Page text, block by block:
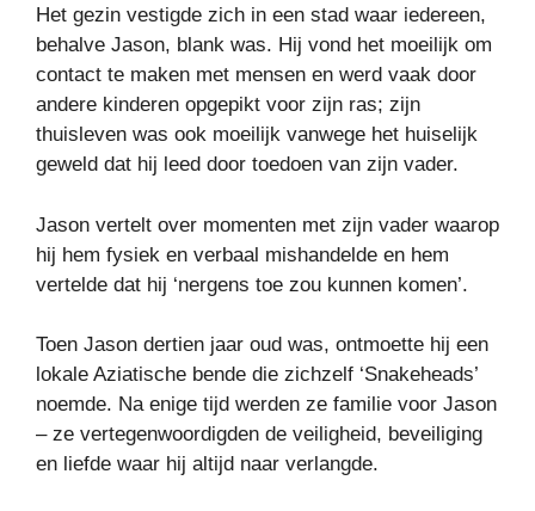
Het gezin vestigde zich in een stad waar iedereen,
behalve Jason, blank was. Hij vond het moeilijk om
contact te maken met mensen en werd vaak door
andere kinderen opgepikt voor zijn ras; zijn
thuisleven was ook moeilijk vanwege het huiselijk
geweld dat hij leed door toedoen van zijn vader.
Jason vertelt over momenten met zijn vader waarop
hij hem fysiek en verbaal mishandelde en hem
vertelde dat hij ‘nergens toe zou kunnen komen’.
Toen Jason dertien jaar oud was, ontmoette hij een
lokale Aziatische bende die zichzelf ‘Snakeheads’
noemde. Na enige tijd werden ze familie voor Jason
– ze vertegenwoordigden de veiligheid, beveiliging
en liefde waar hij altijd naar verlangde.